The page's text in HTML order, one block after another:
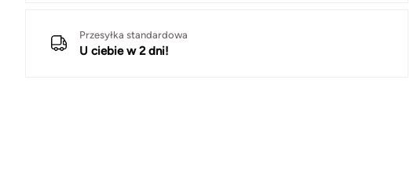
Przesyłka standardowa
U ciebie w 2 dni!